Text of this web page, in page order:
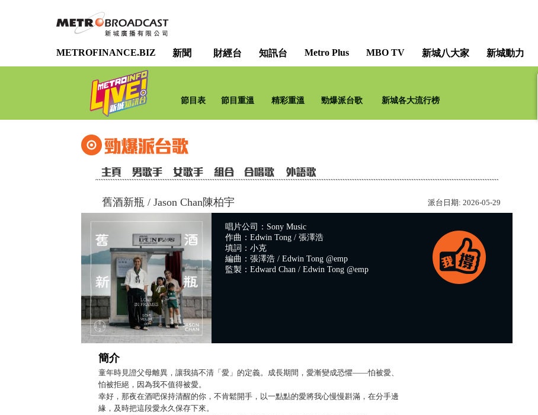
METROFINANCE.BIZ 新聞 財經台 知訊台 Metro Plus MBO TV 新城八大家 新城動力
節目表 節目重溫 精彩重溫 勁爆派台歌 新城各大流行榜
新城學院 - 「午」升級學堂 [Metro Academy -
舊酒新瓶 / Jason Chan陳柏宇 派台日期: 2026-05-29
唱片公司：Sony Music
作曲：Edwin Tong / 張澤浩
填詞：小克
編曲：張澤浩 / Edwin Tong @emp
監製：Edward Chan / Edwin Tong @emp
簡介
童年時見證父母離異，讓我搞不清「愛」的定義。成長期間，愛漸變成恐懼——怕被愛、
怕被拒絕，因為我不值得被愛。
幸好，那夜在酒吧保持清醒的你，不肯鬆開手，以一點點的愛將我心慢慢斟滿，在分手邊
緣，及時把這段愛永久保存下來。